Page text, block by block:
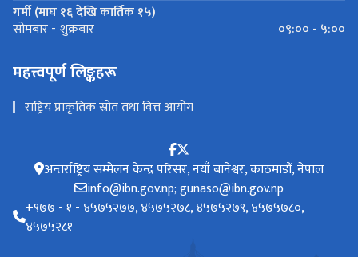
गर्मी (माघ १६ देखि कार्तिक १५)
सोमबार - शुक्रबार ०९:०० - ५:००
महत्त्वपूर्ण लिङ्कहरू
राष्ट्रिय प्राकृतिक स्रोत तथा वित्त आयोग
अन्तर्राष्ट्रिय सम्मेलन केन्द्र परिसर, नयाँ बानेश्वर, काठमाडौं, नेपाल
info@ibn.gov.np; gunaso@ibn.gov.np
‌+९७७ - १ - ४५७५२७७, ४५७५२७८, ४५७५२७९, ४५७५७८०,
४५७५२८१